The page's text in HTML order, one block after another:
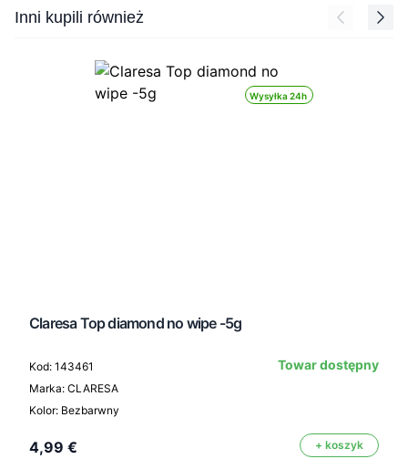
Press to skip carousel
Inni kupili również
Wysyłka 24h
Claresa Top diamond no wipe -5g
Kod: 143461
Marka: CLARESA
Kolor: Bezbarwny
Towar dostępny
4,99 € + koszyk